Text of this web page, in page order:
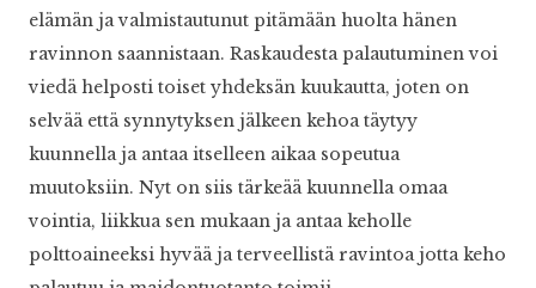
elämän ja valmistautunut pitämään huolta hänen
ravinnon saannistaan. Raskaudesta palautuminen voi
viedä helposti toiset yhdeksän kuukautta, joten on
selvää että synnytyksen jälkeen kehoa täytyy
kuunnella ja antaa itselleen aikaa sopeutua
muutoksiin. Nyt on siis tärkeää kuunnella omaa
vointia, liikkua sen mukaan ja antaa keholle
polttoaineeksi hyvää ja terveellistä ravintoa jotta keho